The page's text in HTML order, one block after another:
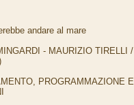
andare al mare
- MAURIZIO TIRELLI
PROGRAMMAZIONE